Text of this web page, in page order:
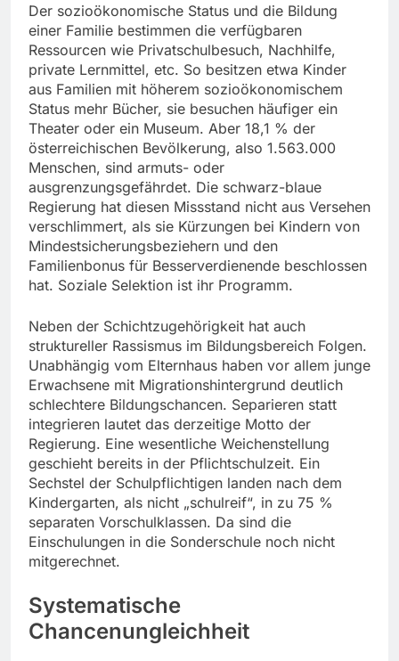
Der sozioökonomische Status und die Bildung
einer Familie bestimmen die verfügbaren
Ressourcen wie Privatschulbesuch, Nachhilfe,
private Lernmittel, etc. So besitzen etwa Kinder
aus Familien mit höherem sozioökonomischem
Status mehr Bücher, sie besuchen häufiger ein
Theater oder ein Museum. Aber 18,1 % der
österreichischen Bevölkerung, also 1.563.000
Menschen, sind armuts- oder
ausgrenzungsgefährdet. Die schwarz-blaue
Regierung hat diesen Missstand nicht aus Versehen
verschlimmert, als sie Kürzungen bei Kindern von
Mindestsicherungsbeziehern und den
Familienbonus für Besserverdienende beschlossen
hat. Soziale Selektion ist ihr Programm.
Neben der Schichtzugehörigkeit hat auch
struktureller Rassismus im Bildungsbereich Folgen.
Unabhängig vom Elternhaus haben vor allem junge
Erwachsene mit Migrationshintergrund deutlich
schlechtere Bildungschancen. Separieren statt
integrieren lautet das derzeitige Motto der
Regierung. Eine wesentliche Weichenstellung
geschieht bereits in der Pflichtschulzeit. Ein
Sechstel der Schulpflichtigen landen nach dem
Kindergarten, als nicht „schulreif“, in zu 75 %
separaten Vorschulklassen. Da sind die
Einschulungen in die Sonderschule noch nicht
mitgerechnet.
Systematische
Chancenungleichheit